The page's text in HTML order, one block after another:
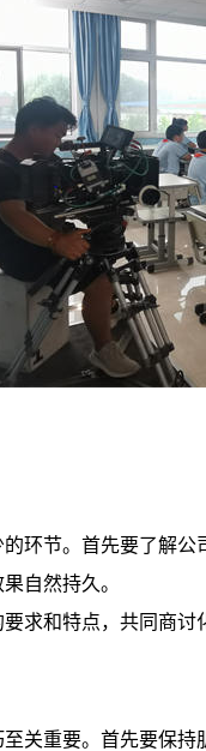
环节。首先要了解
自然持久。
求和特点，共同商
关重要。首先要保